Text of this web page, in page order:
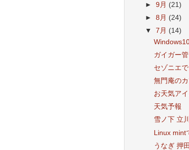
►9月 (21)
►8月 (24)
▼7月 (14)
ガイガー
セゾニエ
無門庵の
お天気ア
天気予報
雪ノ下 立
Linux mint
うなぎ 押田